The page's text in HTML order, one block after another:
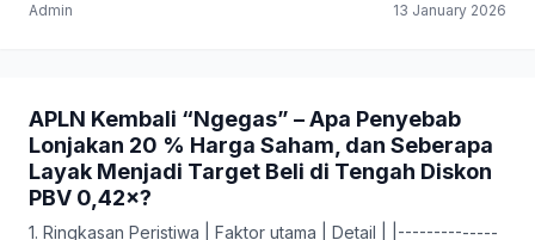
Admin 13 January 2026
APLN Kembali “Ngegas” – Apa Penyebab
Lonjakan 20 % Harga Saham, dan Seberapa
Layak Menjadi Target Beli di Tengah Diskon
PBV 0,42×?
1. Ringkasan Peristiwa | Faktor utama | Detail | |--------------